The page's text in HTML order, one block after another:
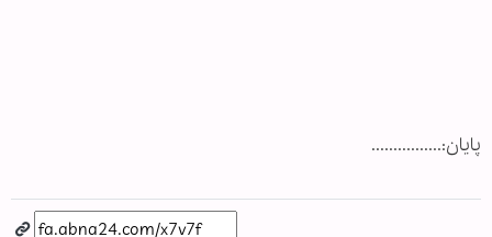
پایان:................